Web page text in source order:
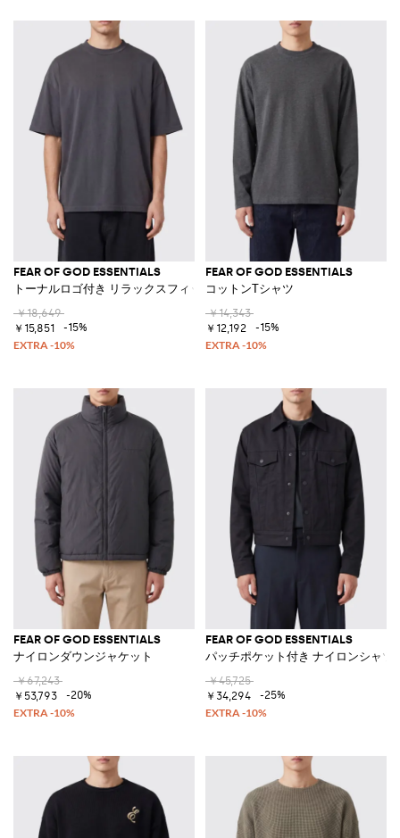
FEAR OF GOD ESSENTIALS
トーナルロゴ付き リラックスフィット コットンTシャツ
￥18,649
￥15,851
-15%
FEAR OF GOD ESSENTIALS
コットンTシャツ
￥14,343
￥12,192
-15%
FEAR OF GOD ESSENTIALS
ナイロンダウンジャケット
￥67,243
￥53,793
-20%
FEAR OF GOD ESSENTIALS
パッチポケット付き ナイロンシャツ
￥45,725
￥34,294
-25%